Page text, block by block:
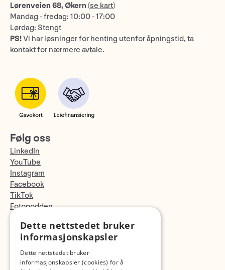
Lørenveien 68, Økern (se kart)
Mandag - fredag: 10:00 - 17:00
Lørdag: Stengt
PS!Vi har løsninger for henting utenfor åpningstid, ta
kontakt for nærmere avtale.
Følg oss
LinkedIn
YouTube
Instagram
Facebook
TikTok
Fotopodden
Med forbehold om skrive- og lagerfeil
Dette nettstedet bruker
informasjonskapsler
Dette nettstedet bruker
informasjonskapsler (cookies) for å